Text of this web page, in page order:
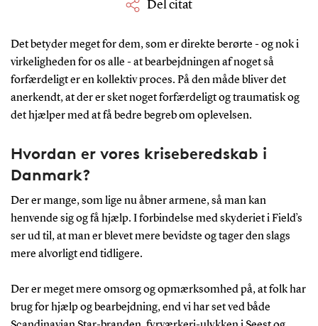
Del citat
Det betyder meget for dem, som er direkte berørte - og nok i
virkeligheden for os alle - at bearbejdningen af noget så
forfærdeligt er en kollektiv proces. På den måde bliver det
anerkendt, at der er sket noget forfærdeligt og traumatisk og
det hjælper med at få bedre begreb om oplevelsen.
Hvordan er vores kriseberedskab i
Danmark?
Der er mange, som lige nu åbner armene, så man kan
henvende sig og få hjælp. I forbindelse med skyderiet i Field’s
ser ud til, at man er blevet mere bevidste og tager den slags
mere alvorligt end tidligere.
Der er meget mere omsorg og opmærksomhed på, at folk har
brug for hjælp og bearbejdning, end vi har set ved både